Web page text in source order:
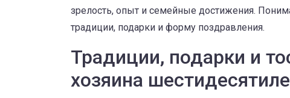
зрелость, опыт и семейные достижения.
традиции, подарки и форму поздравления.
Традиции, подарки и
хозяина